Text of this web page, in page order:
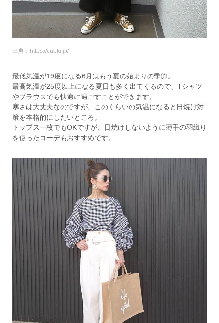
出典：https://cubki.jp/
最低気温が19度になる6月はもう夏の始まりの季節。
最高気温が25度以上になる夏日も多く出てくるので、Tシャツ
やブラウスでも快適に過ごすことができます。
寒さは大丈夫なのですが、このくらいの気温になると日焼け対
策を本格的にしたいところ。
トップス一枚でもOKですが、日焼けしないように薄手の羽織り
を使ったコーデもおすすめです。